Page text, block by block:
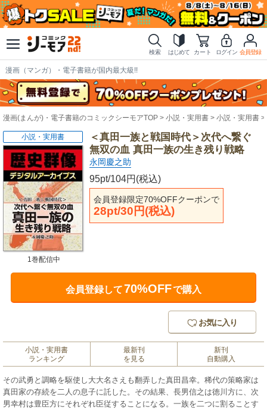
検索 はじめて カート ログイン 会員登録
漫画（マンガ）・電子書籍が国内最大級!!
漫画(まんが)・電子書籍のコミックシーモアTOP 小説・実用書 小説・実用書
＜真田一族と戦国時代＞次代へ繋ぐ
無双の血 真田一族の生き残り戦略
永岡慶之助
95pt/104円(税込)
会員登録限定70%OFFクーポンで
28pt/30円(税込)
小説・実用書
1巻配信中
会員登録して70%OFFで購入
お気に入り
小説・実用書
ランキング
最新刊
を見る
新刊
自動購入
その武勇と調略を駆使し大大名さえも翻弄した真田昌幸。稀代の策略家は
真田家の存続を二人の息子に託した。その結果、長男信之は徳川方に、次
男幸村は豊臣方にそれぞれ臣従することになる。一族を二つに割ることす